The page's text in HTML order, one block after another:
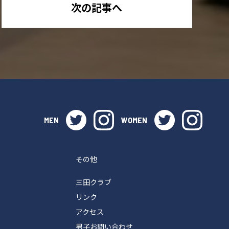
次の記事へ
MEN twitter instagram
WOMEN twitter
その他
三田クラブ
リンク
アクセス
男子お問い合わせ